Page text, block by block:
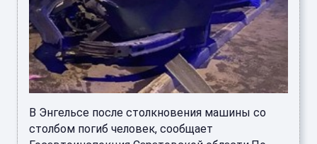
В Энгельсе после столкновения машины со
столбом погиб человек, сообщает